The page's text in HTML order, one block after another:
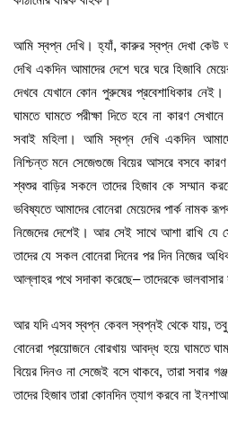
আমি স্বপ্ন দেখি। হ্যাঁ, কারুর স্বপ্ন দেখা কেউ
দেখি একদিন আমাদের দেশে ঘরে ঘরে হিজাবি
দেখবে যেখানে কোন পুরুষের প্রবেশাধিকার নেই।
ঘামতে ঘামতে পরীক্ষা দিতে হবে না কারণ
সবাই মহিলা। আমি স্বপ্ন দেখি একদিন
নিশ্চিন্ত মনে সেজেগুজে বিয়ের আসরে বসবে
শ্বশুর বাড়ির সকলে তাদের হিজাব কে সম্মান
ভবিষ্যতে আমাদের বোনেরা মেয়েদের পার্ক নামক
নিজেদের দেশেই। আর সেই সাথে আশা রাখি যে
তাদের যে সকল বোনেরা দিনের পর দিন নিজের
আল্লাহর পথে সদাকা করেছে– তাদেরকে ভালবাসার
আর যদি এসব স্বপ্ন কেবল স্বপ্নই থেকে যায়, তবু
বোনেরা প্রয়োজনে বোরখায় আবদ্ধ হয়ে ঘামতে
বিয়ের দিনও না সেজেই বসে থাকবে, তারা সবার
তাদের হিজাব তারা কোনদিন ত্যাগ করবে না